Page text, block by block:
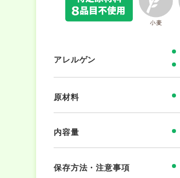
アレルゲン
原材料
内容量
保存方法・注意事項